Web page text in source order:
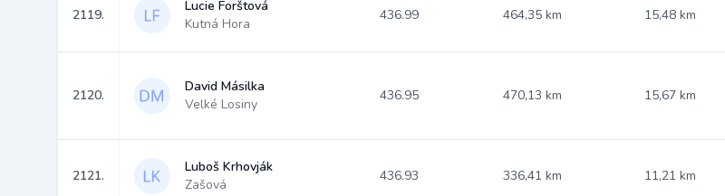
2119.
Lucie Forštová
Kutná Hora
436.99 464,35 km 15,48 km
2120.
David Másilka
Velké Losiny
436.95 470,13 km 15,67 km
2121.
Luboš Krhovják
Zašová
436.93 336,41 km 11,21 km